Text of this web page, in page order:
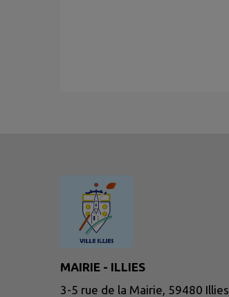
MAIRIE - ILLIES
3-5 rue de la Mairie, 59480 Illies